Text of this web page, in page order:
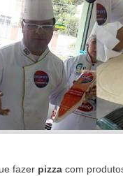
fazerpizzacom